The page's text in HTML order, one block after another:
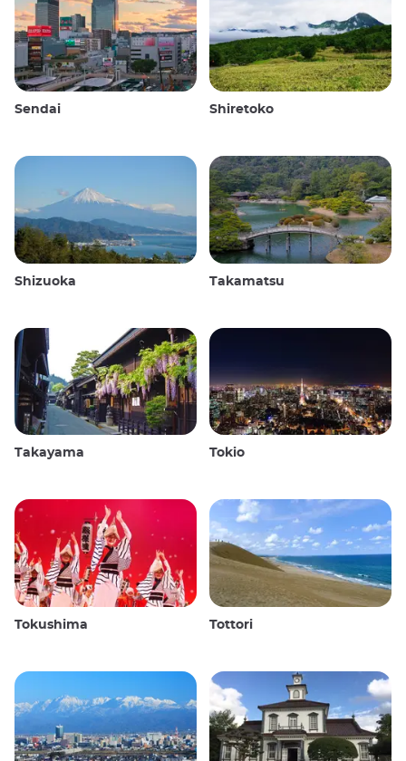
Sendai Shiretoko
Shizuoka Takamatsu
Takayama Tokio
Tokushima Tottori